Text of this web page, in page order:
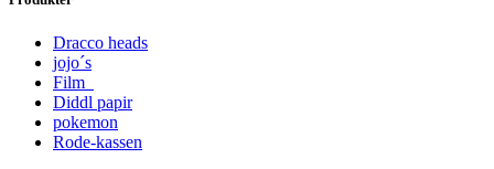
Dracco heads
jojo´s
Film
Diddl papir
pokemon
Rode-kassen